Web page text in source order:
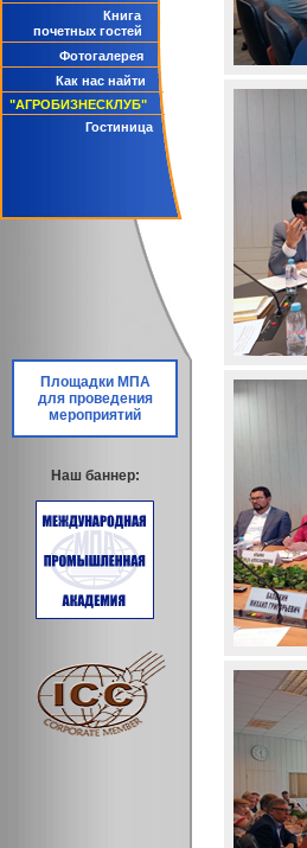
Книга
почетных гостей
Фотогалерея
Как нас найти
"АГРОБИЗНЕСКЛУБ"
Гостиница
Площадки МПА
для проведения
мероприятий
Наш баннер: